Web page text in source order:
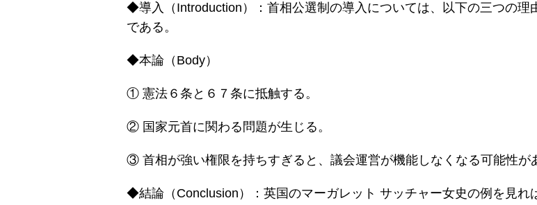
◆導入（Introduction）：首相公選制の導入については、以下の三つの理
である。
◆本論（Body）
① 憲法６条と６７条に抵触する。
② 国家元首に関わる問題が生じる。
③ 首相が強い権限を持ちすぎると、議会運営が機能しなくなる可能性が
◆結論（Conclusion）：英国のマーガレット サッチャー女史の例を見れ